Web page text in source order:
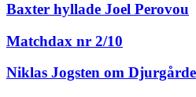
Baxter hyllade Joel Perovou
Matchdax nr 2/10
Niklas Jogsten om